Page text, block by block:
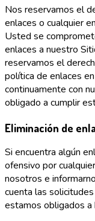
Nos reservamos el
enlaces o cualquier
Usted se
enlaces a nuestro
reservamos el
política de enlaces
continuamente con
obligado a cumplir
Eliminación de
Si encuentra algún
ofensivo por
nosotros e
cuenta las
estamos obligados a